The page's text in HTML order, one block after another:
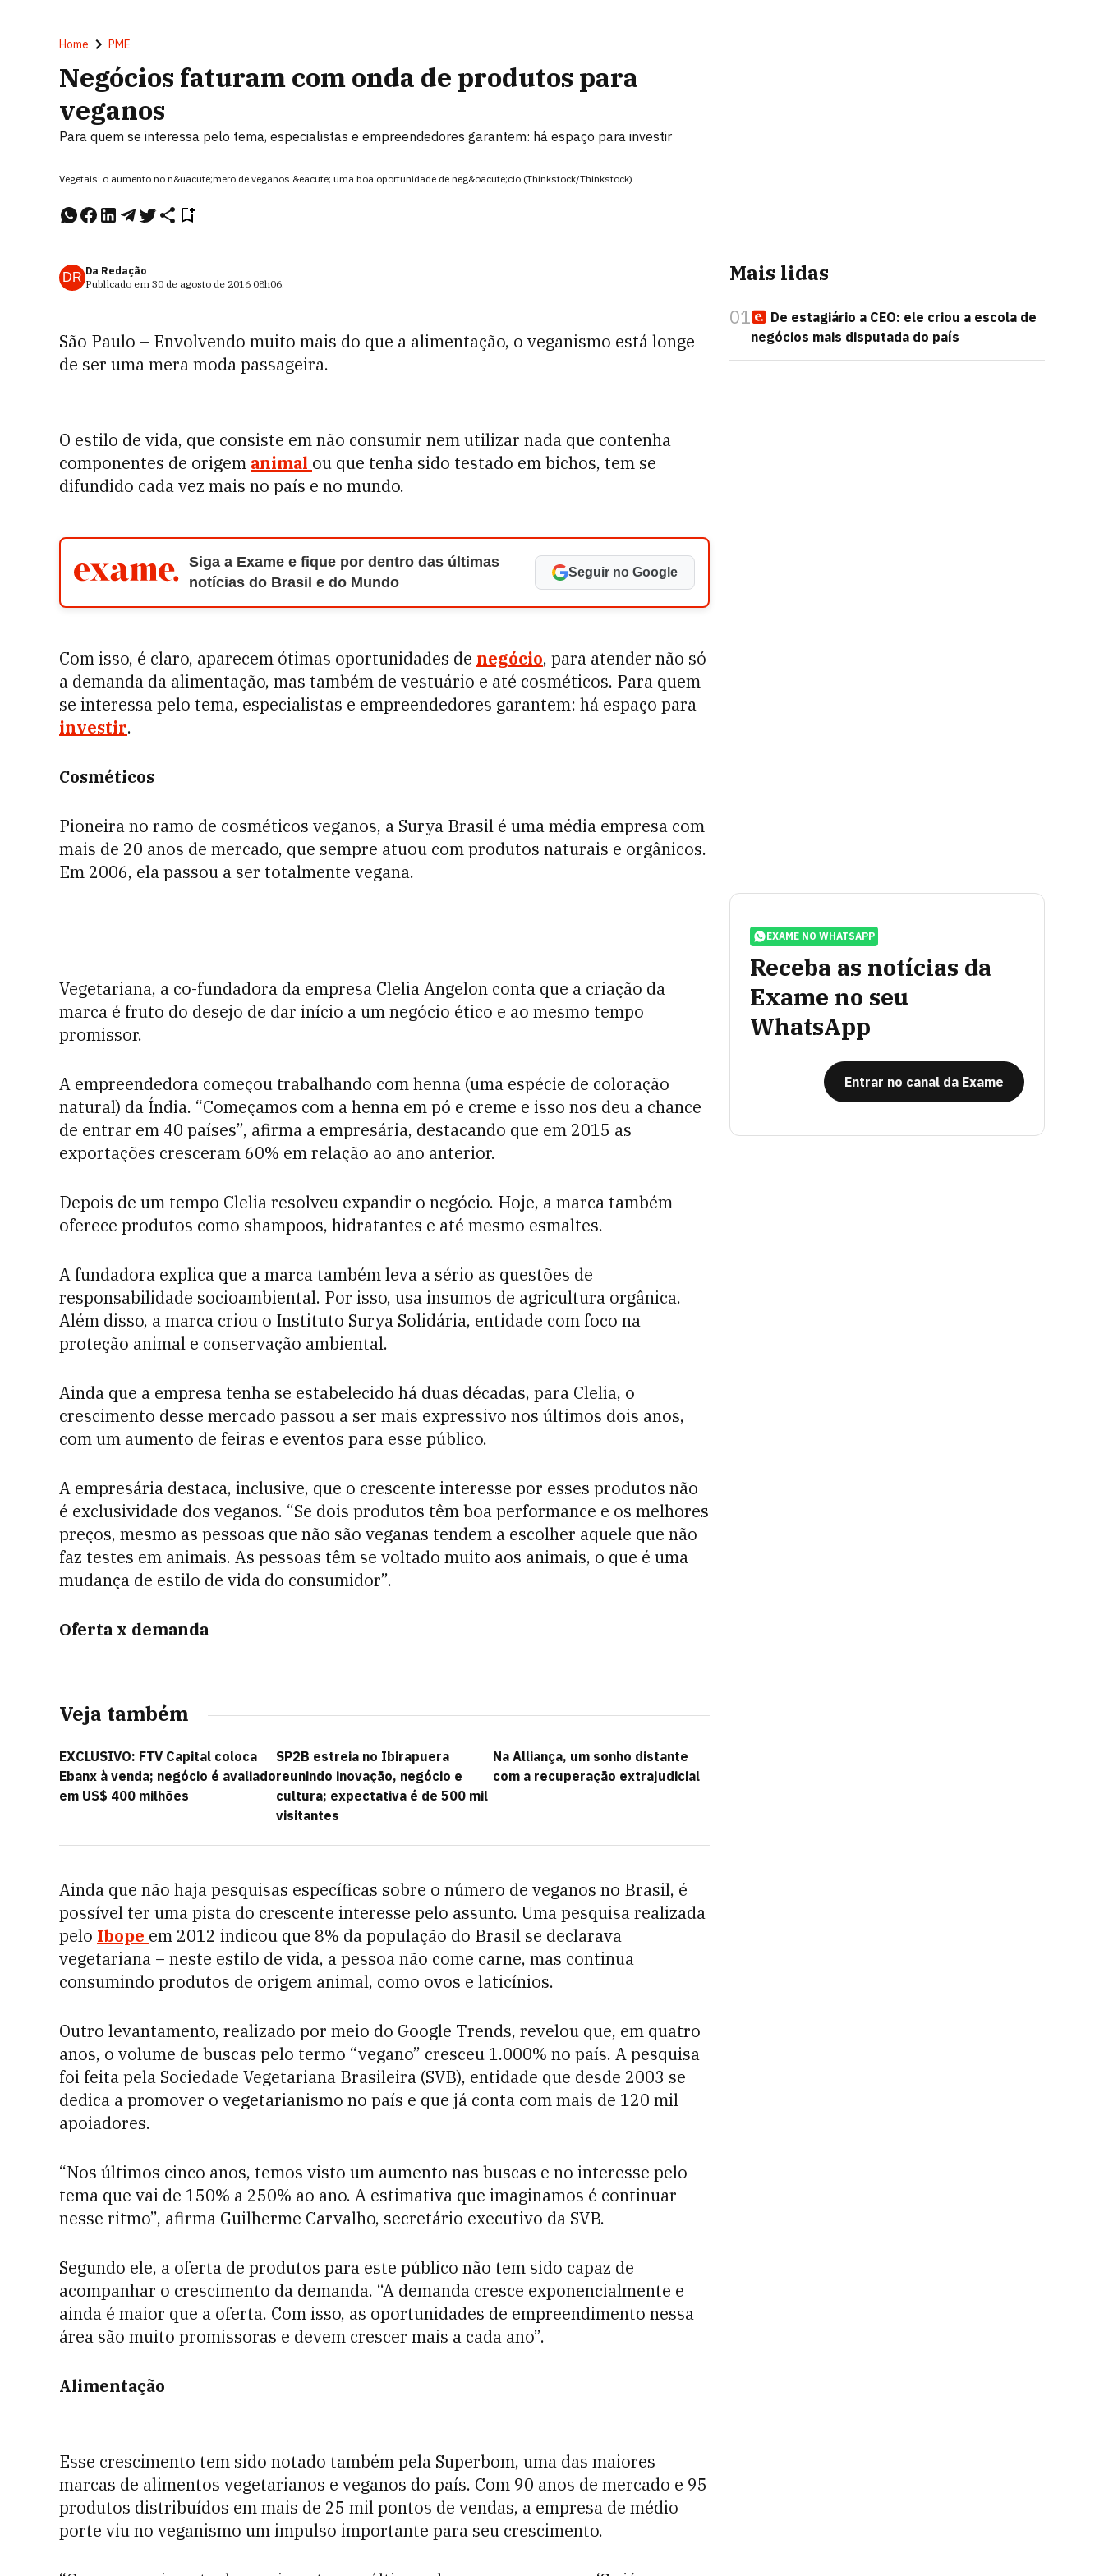
Home PME
Negócios faturam com onda de produtos para
veganos
Para quem se interessa pelo tema, especialistas e empreendedores garantem: há espaço para investir
Vegetais: o aumento no n&uacute;mero de veganos &eacute; uma boa oportunidade de neg&oacute;cio (Thinkstock/Thinkstock)
DR Da Redação
Publicado em 30 de agosto de 2016 08h06.
São Paulo – Envolvendo muito mais do que a alimentação, o veganismo está longe
de ser uma mera moda passageira.
O estilo de vida, que consiste em não consumir nem utilizar nada que contenha
componentes de origem animal ou que tenha sido testado em bichos, tem se
difundido cada vez mais no país e no mundo.
Siga a Exame e fique por dentro das últimas
notícias do Brasil e do Mundo
Seguir no Google
Com isso, é claro, aparecem ótimas oportunidades de negócio, para atender não só
a demanda da alimentação, mas também de vestuário e até cosméticos. Para quem
se interessa pelo tema, especialistas e empreendedores garantem: há espaço para
investir.
Cosméticos
Pioneira no ramo de cosméticos veganos, a Surya Brasil é uma média empresa com
mais de 20 anos de mercado, que sempre atuou com produtos naturais e orgânicos.
Em 2006, ela passou a ser totalmente vegana.
Vegetariana, a co-fundadora da empresa Clelia Angelon conta que a criação da
marca é fruto do desejo de dar início a um negócio ético e ao mesmo tempo
promissor.
A empreendedora começou trabalhando com henna (uma espécie de coloração
natural) da Índia. “Começamos com a henna em pó e creme e isso nos deu a chance
de entrar em 40 países”, afirma a empresária, destacando que em 2015 as
exportações cresceram 60% em relação ao ano anterior.
Depois de um tempo Clelia resolveu expandir o negócio. Hoje, a marca também
oferece produtos como shampoos, hidratantes e até mesmo esmaltes.
A fundadora explica que a marca também leva a sério as questões de
responsabilidade socioambiental. Por isso, usa insumos de agricultura orgânica.
Além disso, a marca criou o Instituto Surya Solidária, entidade com foco na
proteção animal e conservação ambiental.
Ainda que a empresa tenha se estabelecido há duas décadas, para Clelia, o
crescimento desse mercado passou a ser mais expressivo nos últimos dois anos,
com um aumento de feiras e eventos para esse público.
A empresária destaca, inclusive, que o crescente interesse por esses produtos não
é exclusividade dos veganos. “Se dois produtos têm boa performance e os melhores
preços, mesmo as pessoas que não são veganas tendem a escolher aquele que não
faz testes em animais. As pessoas têm se voltado muito aos animais, o que é uma
mudança de estilo de vida do consumidor”.
Oferta x demanda
Veja também
EXCLUSIVO: FTV Capital coloca
Ebanx à venda; negócio é avaliado
em US$ 400 milhões
SP2B estreia no Ibirapuera
reunindo inovação, negócio e
cultura; expectativa é de 500 mil
visitantes
Na Alliança, um sonho distante
com a recuperação extrajudicial
Ainda que não haja pesquisas específicas sobre o número de veganos no Brasil, é
possível ter uma pista do crescente interesse pelo assunto. Uma pesquisa realizada
pelo Ibope em 2012 indicou que 8% da população do Brasil se declarava
vegetariana – neste estilo de vida, a pessoa não come carne, mas continua
consumindo produtos de origem animal, como ovos e laticínios.
Outro levantamento, realizado por meio do Google Trends, revelou que, em quatro
anos, o volume de buscas pelo termo “vegano” cresceu 1.000% no país. A pesquisa
foi feita pela Sociedade Vegetariana Brasileira (SVB), entidade que desde 2003 se
dedica a promover o vegetarianismo no país e que já conta com mais de 120 mil
apoiadores.
“Nos últimos cinco anos, temos visto um aumento nas buscas e no interesse pelo
tema que vai de 150% a 250% ao ano. A estimativa que imaginamos é continuar
nesse ritmo”, afirma Guilherme Carvalho, secretário executivo da SVB.
Segundo ele, a oferta de produtos para este público não tem sido capaz de
acompanhar o crescimento da demanda. “A demanda cresce exponencialmente e
ainda é maior que a oferta. Com isso, as oportunidades de empreendimento nessa
área são muito promissoras e devem crescer mais a cada ano”.
Alimentação
Esse crescimento tem sido notado também pela Superbom, uma das maiores
marcas de alimentos vegetarianos e veganos do país. Com 90 anos de mercado e 95
produtos distribuídos em mais de 25 mil pontos de vendas, a empresa de médio
porte viu no veganismo um impulso importante para seu crescimento.
Mais lidas
01
De estagiário a CEO: ele criou a escola de
negócios mais disputada do país
EXAME NO WHATSAPP
Receba as notícias da
Exame no seu
WhatsApp
Entrar no canal da Exame